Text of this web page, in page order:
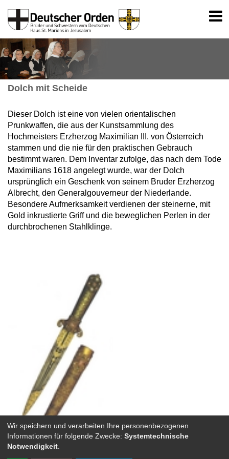
Dolch mit Scheide
Dieser Dolch ist eine von vielen orientalischen
Prunkwaffen, die aus der Kunstsammlung des
Hochmeisters Erzherzog Maximilian III. von Österreich
stammen und die nie für den praktischen Gebrauch
bestimmt waren. Dem Inventar zufolge, das nach dem Tode
Maximilians 1618 angelegt wurde, war der Dolch
ursprünglich ein Geschenk von seinem Bruder Erzherzog
Albrecht, den Generalgouverneur der Niederlande.
Besondere Aufmerksamkeit verdienen der steinerne, mit
Gold inkrustierte Griff und die beweglichen Perlen in der
durchbrochenen Stahlklinge.
Wir speichern und verarbeiten Ihre personenbezogenen
Informationen für folgende Zwecke: Systemtechnische
Notwendigkeit